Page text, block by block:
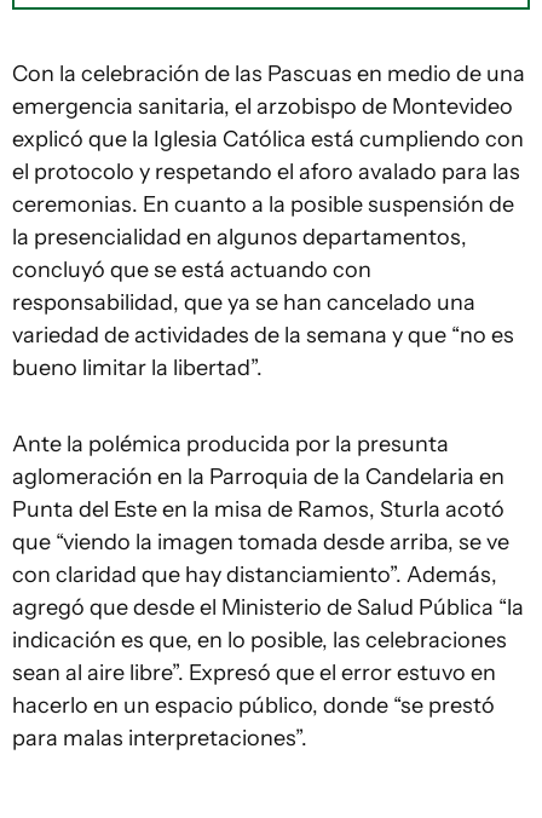
Con la celebración de las Pascuas en medio de una
emergencia sanitaria, el arzobispo de Montevideo
explicó que la Iglesia Católica está cumpliendo con
el protocolo y respetando el aforo avalado para las
ceremonias. En cuanto a la posible suspensión de
la presencialidad en algunos departamentos,
concluyó que se está actuando con
responsabilidad, que ya se han cancelado una
variedad de actividades de la semana y que “no es
bueno limitar la libertad”.
Ante la polémica producida por la presunta
aglomeración en la Parroquia de la Candelaria en
Punta del Este en la misa de Ramos, Sturla acotó
que “viendo la imagen tomada desde arriba, se ve
con claridad que hay distanciamiento”. Además,
agregó que desde el Ministerio de Salud Pública “la
indicación es que, en lo posible, las celebraciones
sean al aire libre”. Expresó que el error estuvo en
hacerlo en un espacio público, donde “se prestó
para malas interpretaciones”.